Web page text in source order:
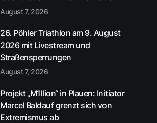
August 7, 2026
26. Pöhler Triathlon am 9. August
2026 mit Livestream und
Straßensperrungen
August 7, 2026
Projekt „M1llion“ in Plauen: Initiator
Marcel Baldauf grenzt sich von
Extremismus ab